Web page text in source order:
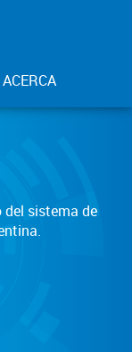
ACERCA
sistema de